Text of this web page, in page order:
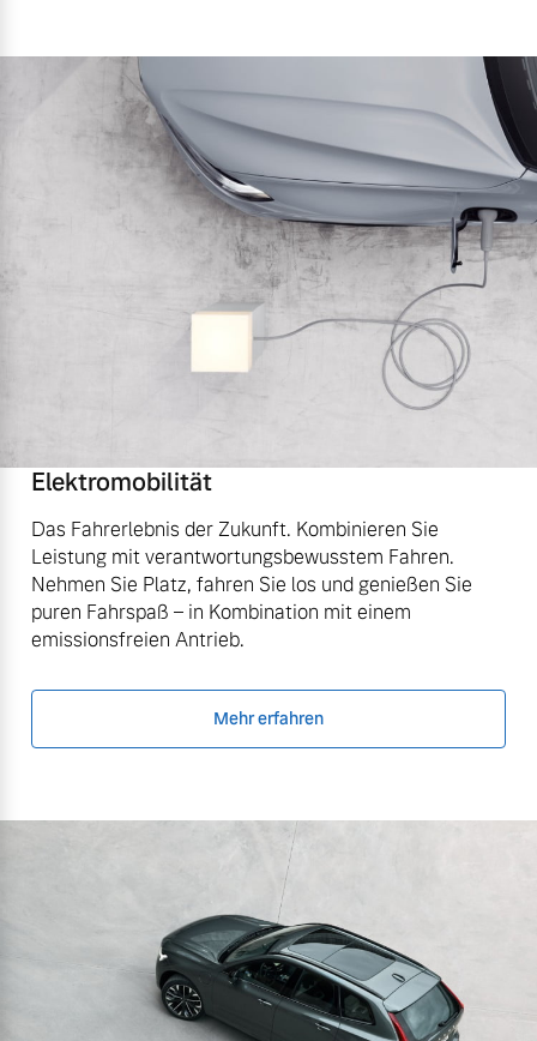
Elektromobilität
Das Fahrerlebnis der Zukunft. Kombinieren Sie
Leistung mit verantwortungsbewusstem Fahren.
Nehmen Sie Platz, fahren Sie los und genießen Sie
puren Fahrspaß – in Kombination mit einem
emissionsfreien Antrieb.
Mehr erfahren